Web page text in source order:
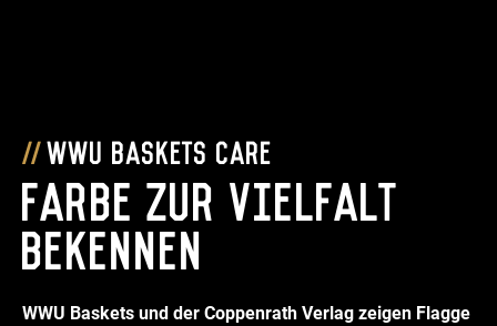
WWU Baskets Care
Farbe zur Vielfalt
bekennen
WWU Baskets und der Coppenrath Verlag zeigen Flagge